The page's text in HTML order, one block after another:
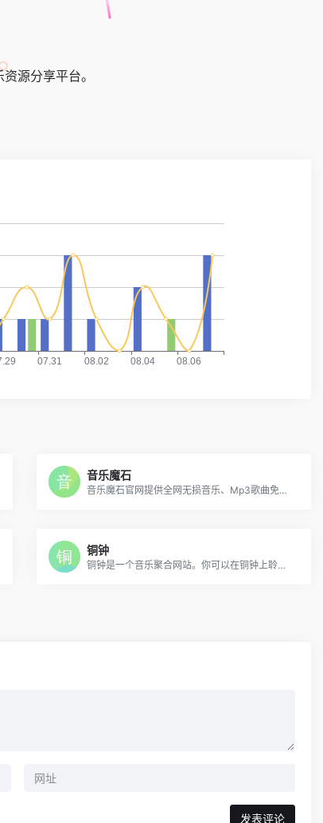
源分享平台。
音乐魔石
音乐魔石官网提供全网无损音乐、Mp3歌曲免费下载、MP3免费下载、WAV免费下载、音乐免费下载、mp3歌曲免费下载、mp3下载、WAV歌曲免费下载、音乐免费下载、网盘音乐下载、网络音乐排行、网络热门歌曲、非主流音乐、经典老歌、劲舞团歌曲、搞笑歌曲、儿童歌曲、网络歌曲等，收录了网上最新歌曲和流行音乐、网络歌曲、好听的歌、非主流音乐、经典老歌、搞笑歌曲、儿童歌曲
铜钟
铜钟是一个音乐聚合网站。你可以在铜钟上聆听来自 QQ 音乐、网易云音乐和酷我音乐三家平台的音乐。